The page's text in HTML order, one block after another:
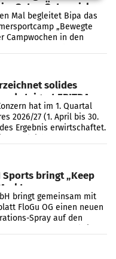
Osten Österreichs
Mal begleitet Bipa das
„Bewegte
Campwochen in den
solides
steigert EBITDA
hat im 1. Quartal
2026/27 (1. April bis 30.
Ergebnis erwirtschaftet.
Sports bringt „Keep
bringt gemeinsam mit
FloGu OG einen neuen
Spray auf den